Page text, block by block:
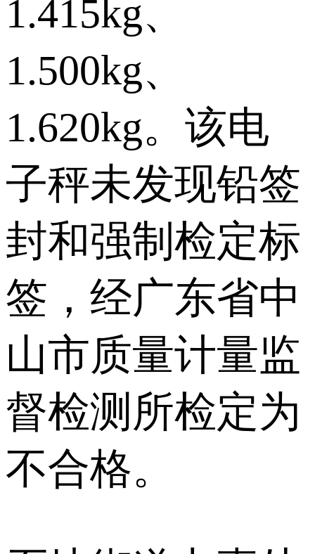
1.415kg、
1.500kg、
1.620kg。该电
子秤未发现铅签
封和强制检定标
签，经广东省中
山市质量计量监
督检测所检定为
不合格。